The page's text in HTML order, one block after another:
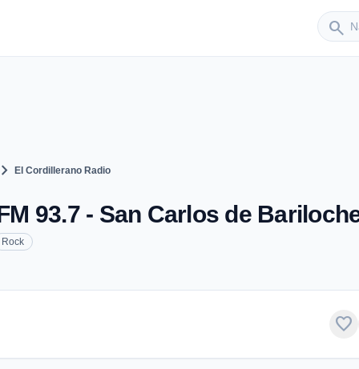
search
Sender
El Cordillerano Radio
93.7 - San Carlos de
Rock
favorite